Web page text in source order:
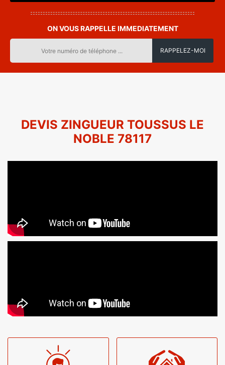
ON VOUS RAPPELLE IMMEDIATEMENT
DEVIS ZINGUEUR TOUSSUS LE
NOBLE 78117